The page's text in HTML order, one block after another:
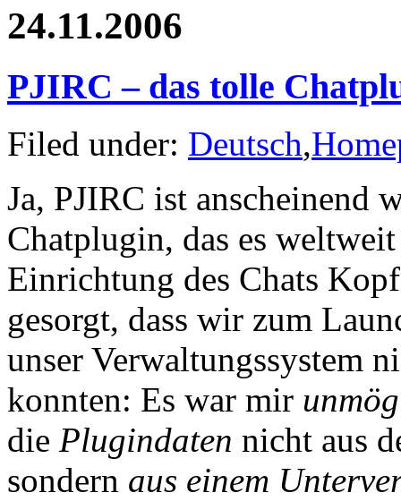
24.11.2006
PJIRC – das tolle
Filed under: Deutsch,
Ja, PJIRC ist anscheinend
Chatplugin, das es
Einrichtung des Chats
gesorgt, dass wir zum
unser Verwaltungssystem
konnten: Es war mir
die Plugindaten nicht aus
sondern aus einem